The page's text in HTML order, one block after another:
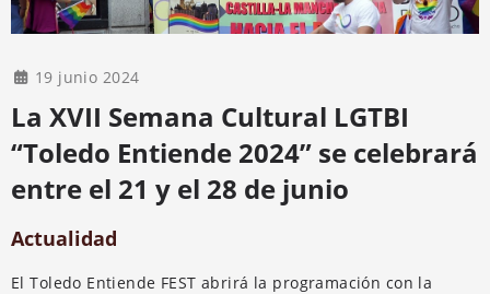
19 junio 2024
La XVII Semana Cultural LGTBI
“Toledo Entiende 2024” se celebrará
entre el 21 y el 28 de junio
Actualidad
El Toledo Entiende FEST abrirá la programación con la